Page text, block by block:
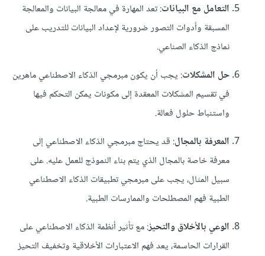
التعامل مع البيانات: تعد المهارة في معالجة البيانات والمعالجة
المسبقة وأدوات التصور ضرورية لإعداد البيانات للتدريب على
نماذج الذكاء الصناعي.
حل المشكلات: يجب أن يكون مبرمجي الذكاء الاصطناعي ماهرين
في تقسيم المشكلات المعقدة إلى مكونات يمكن التحكم فيها
واستنباط حلول فعالة.
المعرفة بالمجال: قد يحتاج مبرمجي الذكاء الاصطناعي إلى
معرفة خاصة بالمجال الذي يتم بناء النموذج للعمل عليه. على
سبيل المثال، يجب على مبرمجي تطبيقات الذكاء الاصطناعي
الطبية فهم المصطلحات والممارسات الطبية.
الوعي بالأخلاق والتحيز: مع تأثير أنظمة الذكاء الاصطناعي على
القرارات الحاسمة، يعد فهم الاعتبارات الأخلاقية وتخفيف التحيز